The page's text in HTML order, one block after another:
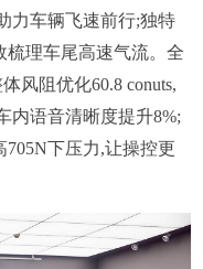
力车辆飞速前行;独特
梳理车尾高速气流。全
风阻优化60.8 conuts,
内语音清晰度提升8%;
下压力,让操控更